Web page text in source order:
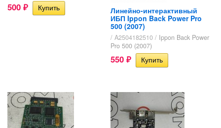
500 ₽
Линейно-интерактивный
ИБП Ippon Back Power Pro
500 (2007)
/ A2504182510 / Ippon Back Power
Pro 500 (2007)
550 ₽